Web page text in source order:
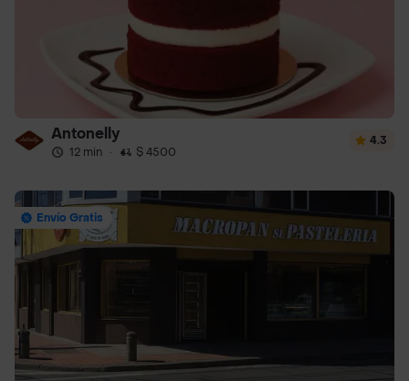
Antonelly
12 min · $ 4500
4.3
Envío Gratis